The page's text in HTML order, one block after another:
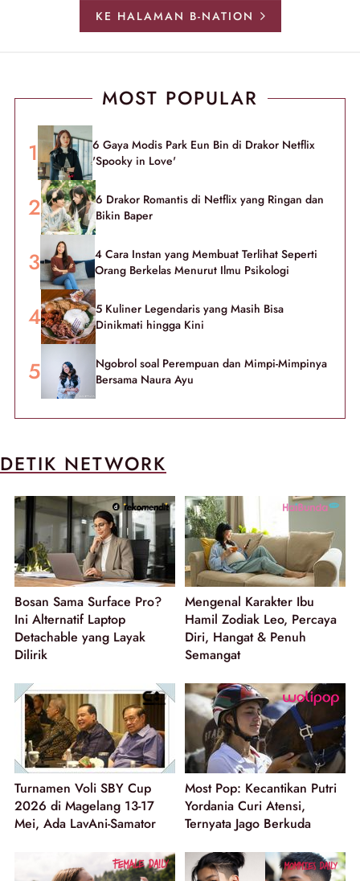
KE HALAMAN B-NATION
MOST POPULAR
6 Gaya Modis Park Eun Bin di Drakor Netflix
'Spooky in Love'
6 Drakor Romantis di Netflix yang Ringan dan
Bikin Baper
4 Cara Instan yang Membuat Terlihat Seperti
Orang Berkelas Menurut Ilmu Psikologi
5 Kuliner Legendaris yang Masih Bisa
Dinikmati hingga Kini
Ngobrol soal Perempuan dan Mimpi-Mimpinya
Bersama Naura Ayu
DETIK NETWORK
Bosan Sama Surface Pro?
Ini Alternatif Laptop
Detachable yang Layak
Dilirik
Mengenal Karakter Ibu
Hamil Zodiak Leo, Percaya
Diri, Hangat & Penuh
Semangat
Turnamen Voli SBY Cup
2026 di Magelang 13-17
Mei, Ada LavAni-Samator
Most Pop: Kecantikan Putri
Yordania Curi Atensi,
Ternyata Jago Berkuda